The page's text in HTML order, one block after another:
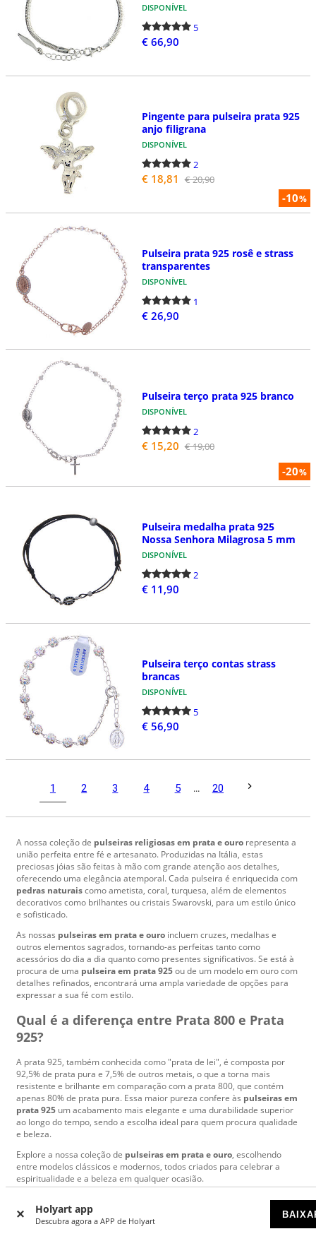
Holyart app
Descubra agora a APP de Holyart
DISPONÍVEL
5
€ 66,90
-10%
Pingente para pulseira prata 925
anjo filigrana
DISPONÍVEL
2
€ 18,81 € 20,90
Pulseira prata 925 rosê e strass
transparentes
DISPONÍVEL
1
€ 26,90
-20%
Pulseira terço prata 925 branco
DISPONÍVEL
2
€ 15,20 € 19,00
Pulseira medalha prata 925
Nossa Senhora Milagrosa 5 mm
DISPONÍVEL
2
€ 11,90
Pulseira terço contas strass
brancas
DISPONÍVEL
5
€ 56,90
1 2 3 4 5 ... 20
A nossa coleção de pulseiras religiosas em prata e ouro representa a
união perfeita entre fé e artesanato. Produzidas na Itália, estas
preciosas jóias são feitas à mão com grande atenção aos detalhes,
oferecendo uma elegância atemporal. Cada pulseira é enriquecida com
pedras naturaiscomo ametista, coral, turquesa, além de elementos
decorativos como brilhantes ou cristais Swarovski, para um estilo único
e sofisticado.
As nossas pulseiras em prata e ouro incluem cruzes, medalhas e
outros elementos sagrados, tornando-as perfeitas tanto como
acessórios do dia a dia quanto como presentes significativos. Se está à
procura de uma pulseira em prata 925ou de um modelo em ouro com
detalhes refinados, encontrará uma ampla variedade de opções para
expressar a sua fé com estilo.
Qual é a diferença entre Prata 800 e Prata
925?
A prata 925, também conhecida como "prata de lei", é composta por
92,5% de prata pura e 7,5% de outros metais, o que a torna mais
resistente e brilhante em comparação com a prata 800, que contém
apenas 80% de prata pura. Essa maior pureza confere às pulseiras em
prata 925 um acabamento mais elegante e uma durabilidade superior
ao longo do tempo, sendo a escolha ideal para quem procura qualidade
e beleza.
Explore a nossa coleção de pulseiras em prata e ouro, escolhendo
entre modelos clássicos e modernos, todos criados para celebrar a
espiritualidade e a beleza em qualquer ocasião.
Mais de7000
comentários